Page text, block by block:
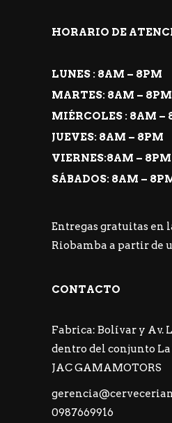
HORARIO DE
LUNES : 8AM – 8PM
MARTES: 8AM – 8PM
MIÉRCOLES : 8AM –
JUEVES: 8AM – 8PM
VIERNES:8AM – 8PM
SÁBADOS: 8AM –
Entregas gratuitas en
Riobamba a partir de
CONTACTO
Fabrica: Bolívar y Av.
dentro del conjunto
JAC GAMAMOTORS
0987669916